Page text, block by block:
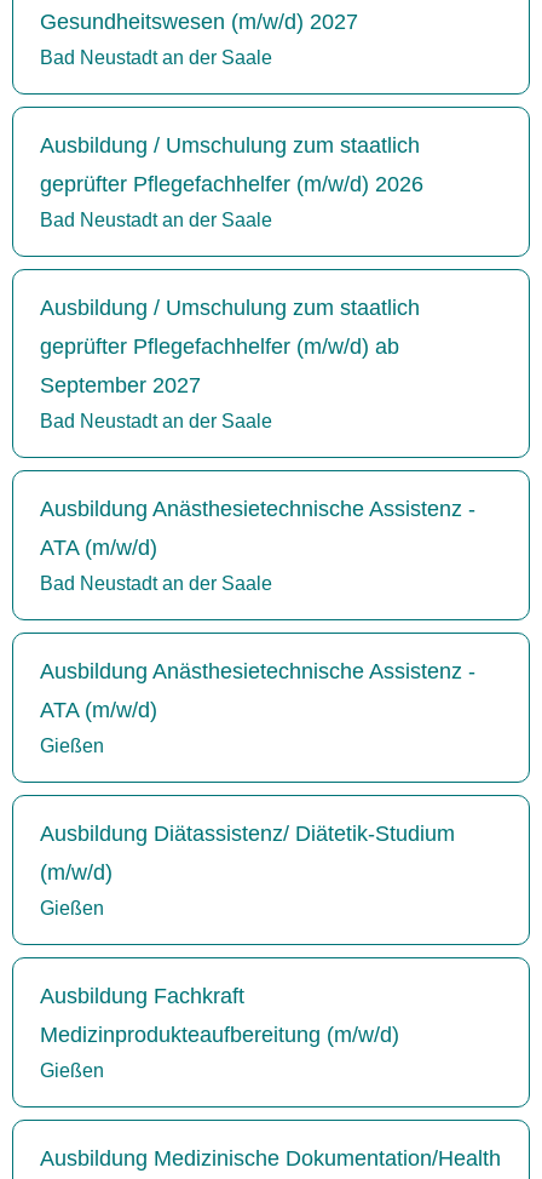
Gesundheitswesen (m/w/d) 2027
Bad Neustadt an der Saale
Ausbildung / Umschulung zum staatlich
geprüfter Pflegefachhelfer (m/w/d) 2026
Bad Neustadt an der Saale
Ausbildung / Umschulung zum staatlich
geprüfter Pflegefachhelfer (m/w/d) ab
September 2027
Bad Neustadt an der Saale
Ausbildung Anästhesietechnische Assistenz -
ATA (m/w/d)
Bad Neustadt an der Saale
Ausbildung Anästhesietechnische Assistenz -
ATA (m/w/d)
Gießen
Ausbildung Diätassistenz/ Diätetik-Studium
(m/w/d)
Gießen
Ausbildung Fachkraft
Medizinprodukteaufbereitung (m/w/d)
Gießen
Ausbildung Medizinische Dokumentation/Health